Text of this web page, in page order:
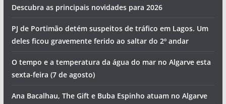
Descubra as principais novidades para 2026
PJ de Portimão detém suspeitos de tráfico em Lagos. Um
deles ficou gravemente ferido ao saltar do 2º andar
O tempo e a temperatura da água do mar no Algarve esta
sexta-feira (7 de agosto)
Ana Bacalhau, The Gift e Buba Espinho atuam no Algarve